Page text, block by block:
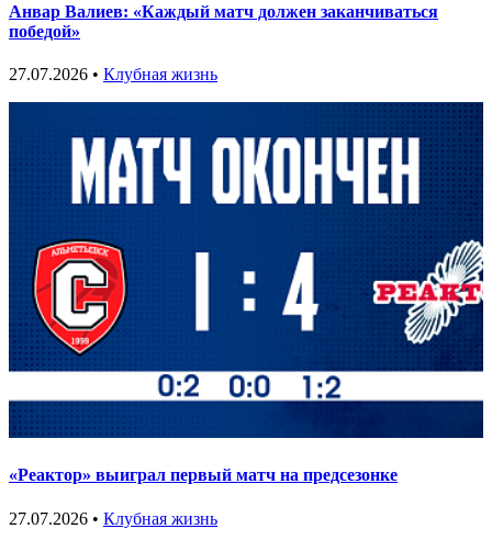
Анвар Валиев: «Каждый матч должен заканчиваться
победой»
27.07.2026 • Клубная жизнь
«Реактор» выиграл первый матч на предсезонке
27.07.2026 • Клубная жизнь